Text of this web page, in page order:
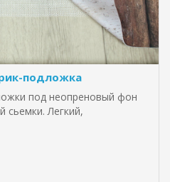
подложка
под неопреновый фон
сьемки. Легкий,